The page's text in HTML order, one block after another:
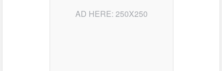
AD HERE: 250X250